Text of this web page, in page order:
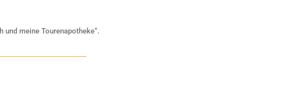
und meine Tourenapotheke“.